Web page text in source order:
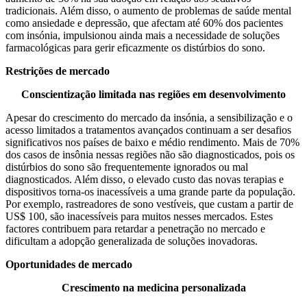
tradicionais. Além disso, o aumento de problemas de saúde mental
como ansiedade e depressão, que afectam até 60% dos pacientes
com insónia, impulsionou ainda mais a necessidade de soluções
farmacológicas para gerir eficazmente os distúrbios do sono.
Restrições de mercado
Conscientização limitada nas regiões em desenvolvimento
Apesar do crescimento do mercado da insónia, a sensibilização e o
acesso limitados a tratamentos avançados continuam a ser desafios
significativos nos países de baixo e médio rendimento. Mais de 70%
dos casos de insônia nessas regiões não são diagnosticados, pois os
distúrbios do sono são frequentemente ignorados ou mal
diagnosticados. Além disso, o elevado custo das novas terapias e
dispositivos torna-os inacessíveis a uma grande parte da população.
Por exemplo, rastreadores de sono vestíveis, que custam a partir de
US$ 100, são inacessíveis para muitos nesses mercados. Estes
factores contribuem para retardar a penetração no mercado e
dificultam a adopção generalizada de soluções inovadoras.
Oportunidades de mercado
Crescimento na medicina personalizada